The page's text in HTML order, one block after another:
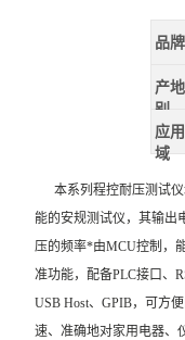
品牌
产
别
应
域
本系列程控耐压测试仪
能的安规测试仪，其输出
压的频率*由MCU控制，
准功能，配备PLC接口、
USB Host、GPIB，可方
速、准确地对家用电器、